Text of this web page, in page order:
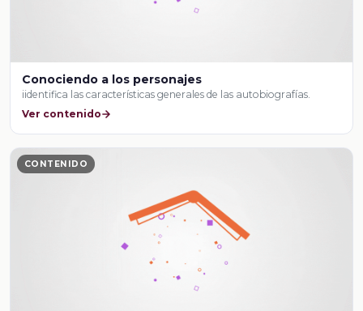
Conociendo a los personajes
iidentifica las características generales de las autobiografías.
Ver contenido
CONTENIDO